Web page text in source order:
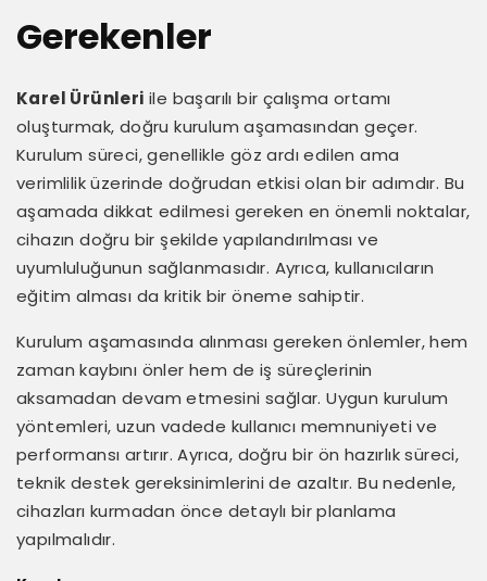
Gerekenler
Karel Ürünleri ile başarılı bir çalışma ortamı
oluşturmak, doğru kurulum aşamasından geçer.
Kurulum süreci, genellikle göz ardı edilen ama
verimlilik üzerinde doğrudan etkisi olan bir adımdır. Bu
aşamada dikkat edilmesi gereken en önemli noktalar,
cihazın doğru bir şekilde yapılandırılması ve
uyumluluğunun sağlanmasıdır. Ayrıca, kullanıcıların
eğitim alması da kritik bir öneme sahiptir.
Kurulum aşamasında alınması gereken önlemler, hem
zaman kaybını önler hem de iş süreçlerinin
aksamadan devam etmesini sağlar. Uygun kurulum
yöntemleri, uzun vadede kullanıcı memnuniyeti ve
performansı artırır. Ayrıca, doğru bir ön hazırlık süreci,
teknik destek gereksinimlerini de azaltır. Bu nedenle,
cihazları kurmadan önce detaylı bir planlama
yapılmalıdır.